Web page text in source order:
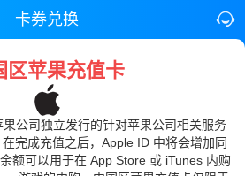
卡券兑换
区苹果充值卡
公司独立发行的针对苹果公司相关服务
完成充值之后，Apple ID 中将会增加同
额可以用于在 App Store 或 iTunes 内购